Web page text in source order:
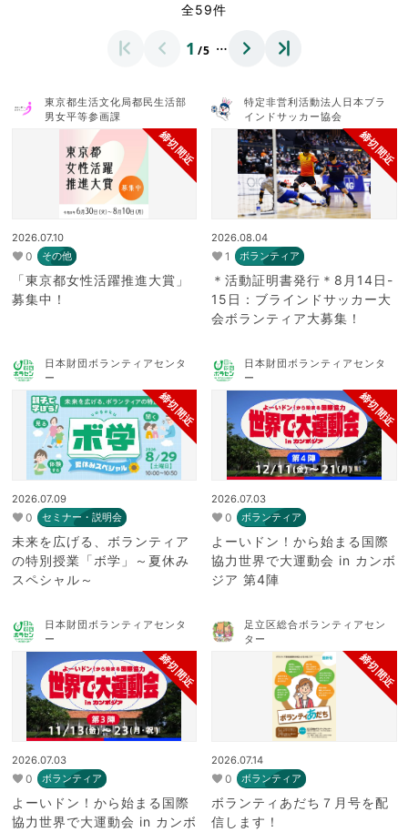
全59件
1 /5 …
東京都生活文化局都民生活部
男女平等参画課
締切間近
2026.07.10
0 その他
「東京都女性活躍推進大賞」
募集中！
特定非営利活動法人日本ブラ
インドサッカー協会
締切間近
2026.08.04
1 ボランティア
＊活動証明書発行＊8月14日-
15日：ブラインドサッカー大
会ボランティア大募集！
日本財団ボランティアセンタ
ー
締切間近
2026.07.09
0 セミナー・説明会
未来を広げる、ボランティア
の特別授業「ボ学」～夏休み
スペシャル～
日本財団ボランティアセンタ
ー
締切間近
2026.07.03
0 ボランティア
よーいドン！から始まる国際
協力世界で大運動会 in カンボ
ジア 第4陣
日本財団ボランティアセンタ
ー
締切間近
2026.07.03
0 ボランティア
よーいドン！から始まる国際
協力世界で大運動会 in カンボ
足立区総合ボランティアセン
ター
締切間近
2026.07.14
0 ボランティア
ボランティあだち７月号を配
信します！